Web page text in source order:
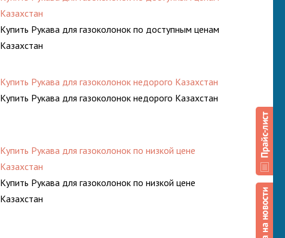
Казахстан
Купить Рукава для газоколонок по доступным ценам
Казахстан
Купить Рукава для газоколонок недорого Казахстан
Купить Рукава для газоколонок недорого Казахстан
Купить Рукава для газоколонок по низкой цене
Казахстан
Купить Рукава для газоколонок по низкой цене
Казахстан